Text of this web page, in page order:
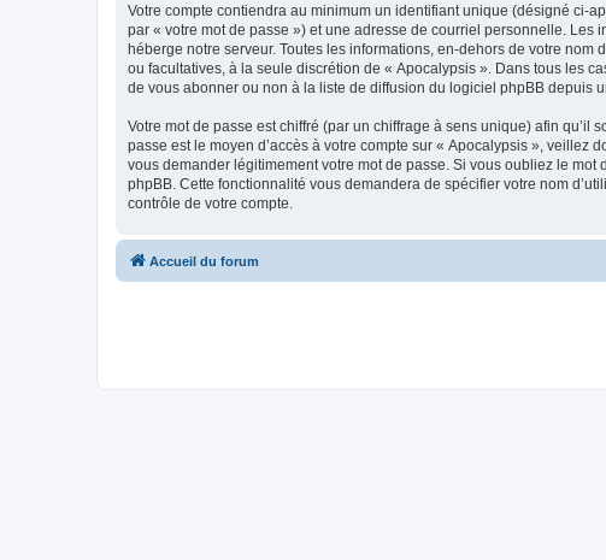
Votre compte contiendra au minimum un identifiant unique (désigné ci-
par « votre mot de passe ») et une adresse de courriel personnelle.
héberge notre serveur. Toutes les informations, en-dehors de votre
ou facultatives, à la seule discrétion de « Apocalypsis ». Dans tous les
de vous abonner ou non à la liste de diffusion du logiciel phpBB depuis
Votre mot de passe est chiffré (par un chiffrage à sens unique) afin
passe est le moyen d’accès à votre compte sur « Apocalypsis »,
vous demander légitimement votre mot de passe. Si vous oubliez le
phpBB. Cette fonctionnalité vous demandera de spécifier votre nom
contrôle de votre compte.
Accueil du forum